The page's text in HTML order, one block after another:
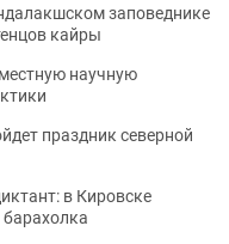
заповеднике
кайры
научную
праздник северной
в Кировске